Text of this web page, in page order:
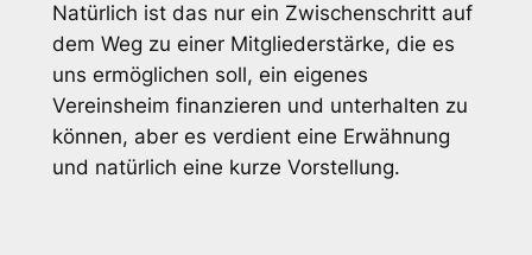
Natürlich ist das nur ein Zwischenschritt auf
dem Weg zu einer Mitgliederstärke, die es
uns ermöglichen soll, ein eigenes
Vereinsheim finanzieren und unterhalten zu
können, aber es verdient eine Erwähnung
und natürlich eine kurze Vorstellung.